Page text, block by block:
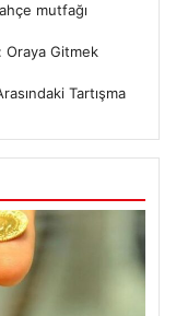
mutfağı
Oraya Gitmek
Tartışma